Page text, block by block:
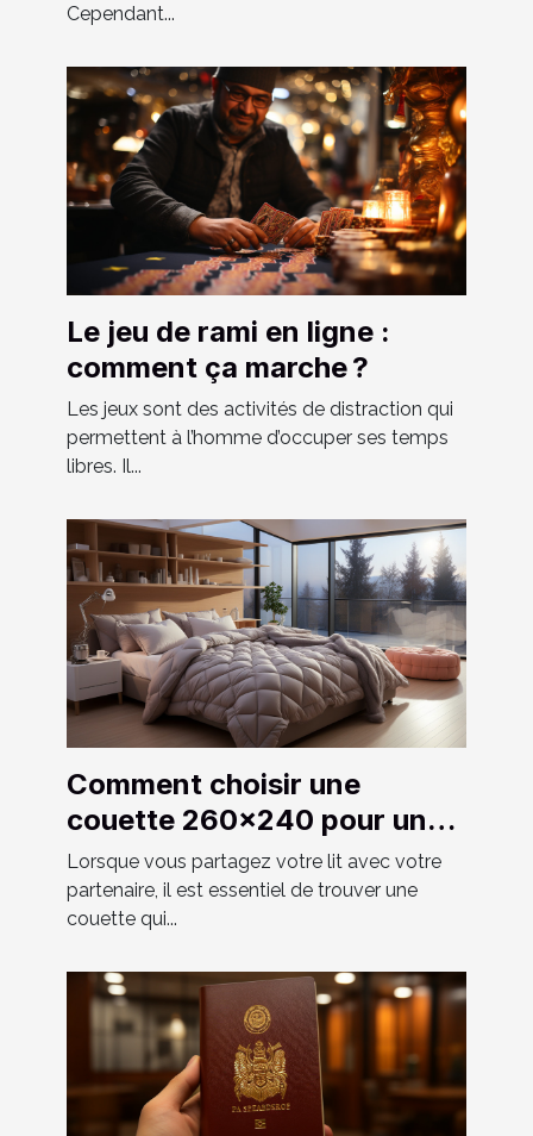
Cependant...
Le jeu de rami en ligne :
comment ça marche ?
Les jeux sont des activités de distraction qui
permettent à l’homme d’occuper ses temps
libres. Il...
Comment choisir une
couette 260x240 pour un
couple ?
Lorsque vous partagez votre lit avec votre
partenaire, il est essentiel de trouver une
couette qui...